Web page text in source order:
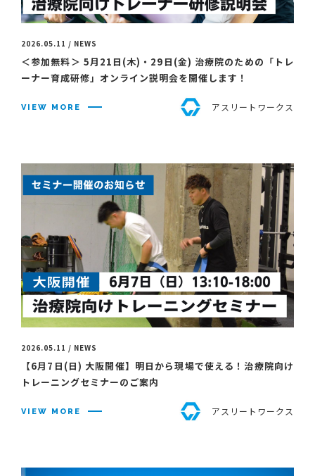
2026.05.11 / NEWS
＜参加無料＞ 5月21日(木)・29日(金) 治療院のための「トレ
ーナー育成研修」オンライン説明会を開催します！
VIEW MORE アスリートワークス
2026.05.11 / NEWS
【6月7日(日) 大阪開催】明日から現場で使える！治療院向け
トレーニングセミナーのご案内
VIEW MORE アスリートワークス